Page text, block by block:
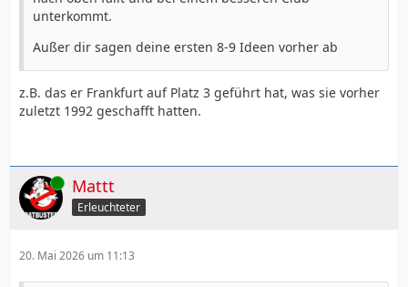
unterkommt.
Außer dir sagen deine ersten 8-9 Ideen vorher ab
z.B. das er Frankfurt auf Platz 3 geführt hat, was sie vorher
zuletzt 1992 geschafft hatten.
Online Mattt
Erleuchteter
20. Mai 2026 um 11:13